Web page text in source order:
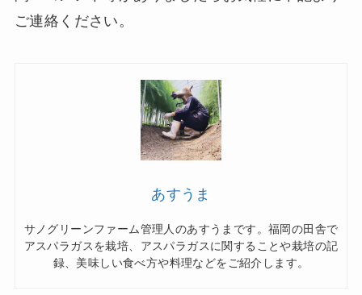
ご連絡ください。
あすうま
サノグリーンファーム管理人のあすうまです。福岡の田舎で
アスパラガスを栽培、アスパラガスに関することや栽培の記
録、美味しい食べ方や料理などをご紹介します。